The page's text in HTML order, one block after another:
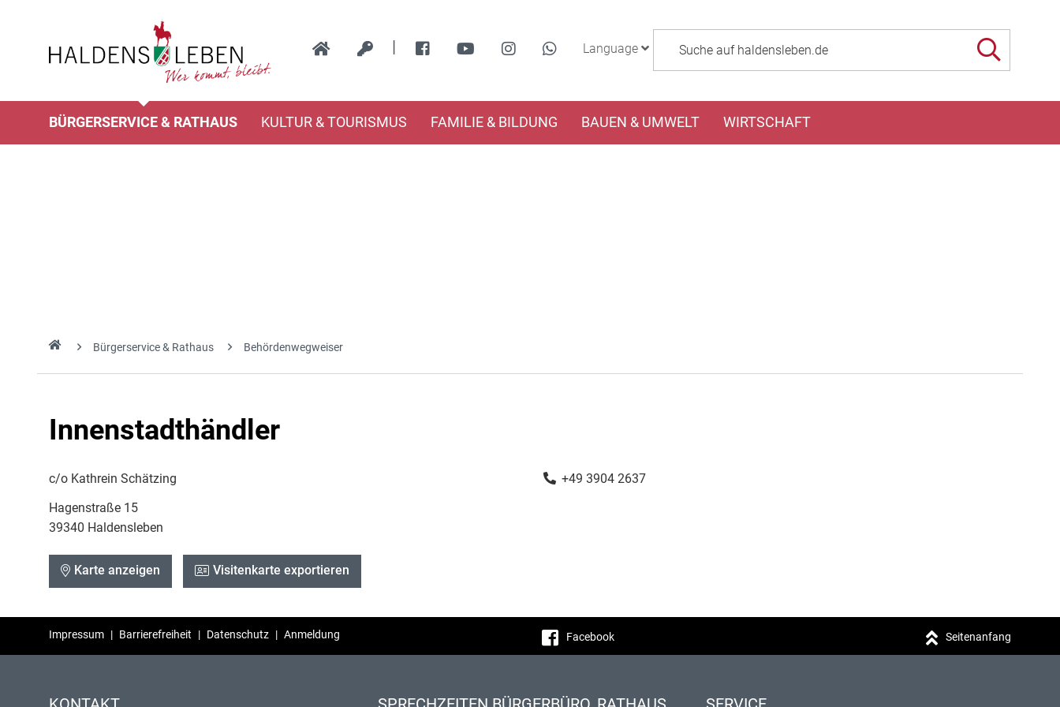
| Language
BÜRGERSERVICE & RATHAUS KULTUR & TOURISMUS FAMILIE & BILDUNG BAUEN & UMWELT WIRTSCHAFT
Bürgerservice & Rathaus Behördenwegweiser
Innenstadthändler
c/o Kathrein Schätzing
Hagenstraße 15
39340 Haldensleben
+49 3904 2637
Karte anzeigen Visitenkarte exportieren
Impressum | Barrierefreiheit | Datenschutz | Anmeldung Facebook Seitenanfang